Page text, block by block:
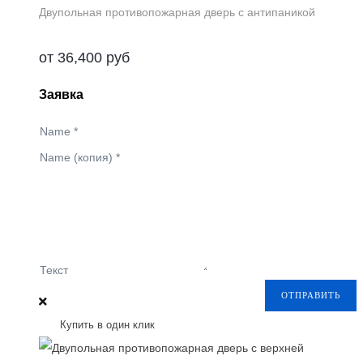
Двупольная противопожарная дверь с антипаникой
от 36,400 руб
Заявка
Name *
Name (копия) *
Текст
ОТПРАВИТЬ
Купить в один клик